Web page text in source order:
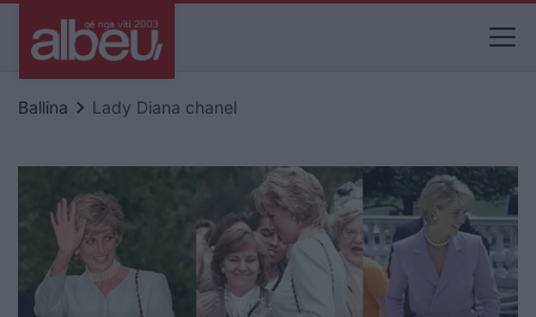
Ballina keyboard_arrow_right Lady Diana chanel